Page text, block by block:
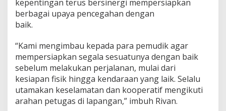
2
0
kepentingan terus bersinergi mempersiapkan
berbagai upaya pencegahan dengan
baik.
“Kami mengimbau kepada para pemudik agar
mempersiapkan segala sesuatunya dengan baik
sebelum melakukan perjalanan, mulai dari
kesiapan fisik hingga kendaraan yang laik. Selalu
utamakan keselamatan dan kooperatif mengikuti
arahan petugas di lapangan,” imbuh Rivan.